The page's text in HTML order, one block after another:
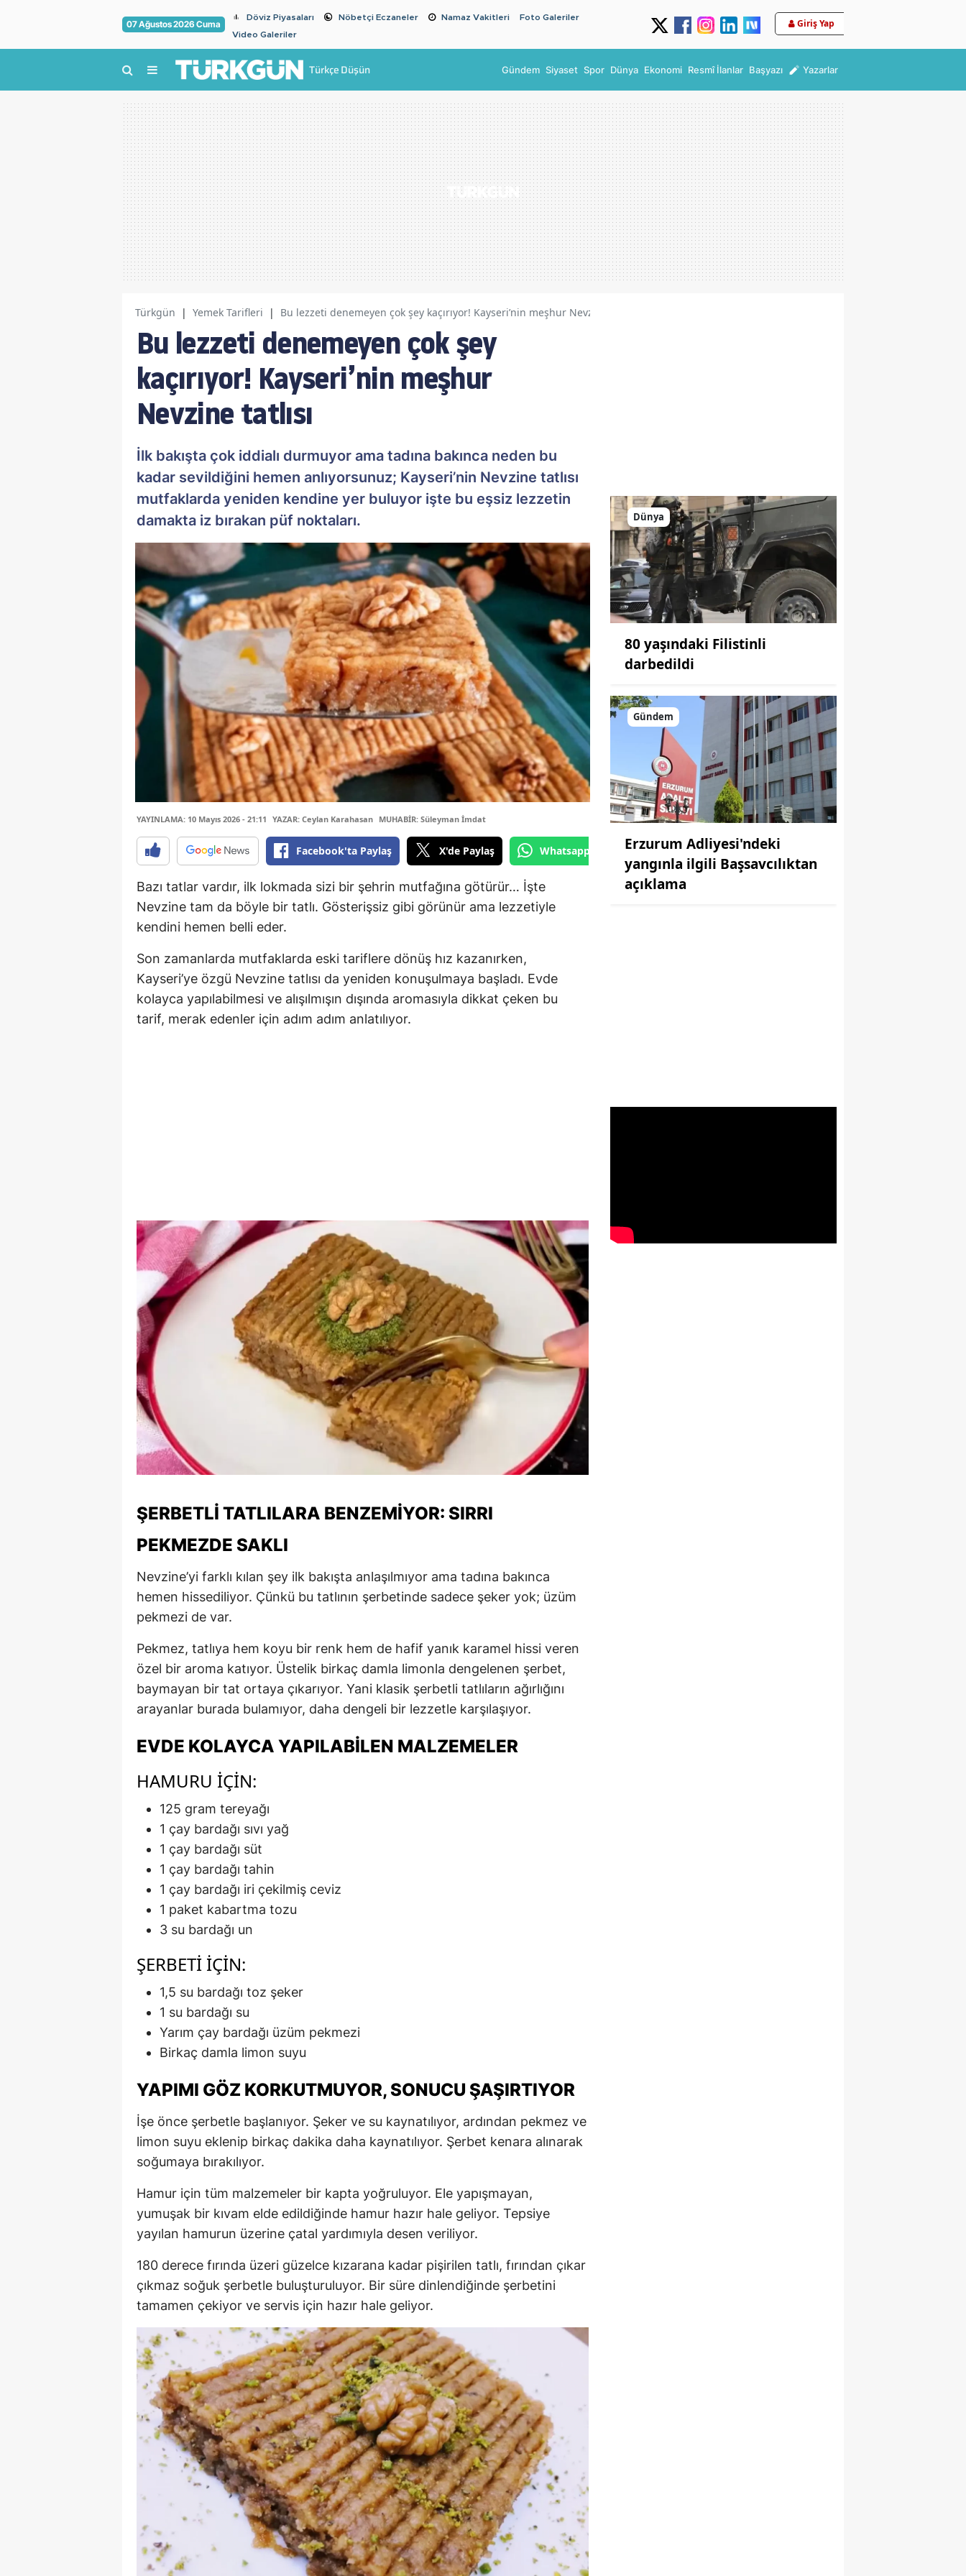
07 Ağustos 2026 Cuma
Döviz Piyasaları Nöbetçi Eczaneler Namaz Vakitleri
Foto Galeriler
Video Galeriler
Giriş Yap
Türkçe Düşün Gündem Siyaset Spor Dünya Ekonomi Resmî İlanlar Başyazı Yazarlar
Türkgün | Yemek Tarifleri | Bu lezzeti denemeyen çok şey kaçırıyor! Kayseri’nin meşhur Nevzine tatlısı
Bu lezzeti denemeyen çok şey
kaçırıyor! Kayseri’nin meşhur
Nevzine tatlısı
İlk bakışta çok iddialı durmuyor ama tadına bakınca neden bu
kadar sevildiğini hemen anlıyorsunuz; Kayseri’nin Nevzine tatlısı
mutfaklarda yeniden kendine yer buluyor işte bu eşsiz lezzetin
damakta iz bırakan püf noktaları.
YAYINLAMA: 10 Mayıs 2026 - 21:11 YAZAR: Ceylan Karahasan MUHABİR: Süleyman İmdat
Facebook'ta Paylaş X'de Paylaş Whatsapp'tan Gönder
Bazı tatlar vardır, ilk lokmada sizi bir şehrin mutfağına götürür… İşte
Nevzine tam da böyle bir tatlı. Gösterişsiz gibi görünür ama lezzetiyle
kendini hemen belli eder.
Son zamanlarda mutfaklarda eski tariflere dönüş hız kazanırken,
Kayseri’ye özgü Nevzine tatlısı da yeniden konuşulmaya başladı. Evde
kolayca yapılabilmesi ve alışılmışın dışında aromasıyla dikkat çeken bu
tarif, merak edenler için adım adım anlatılıyor.
ŞERBETLI TATLILARA BENZEMIYOR: SIRRI
PEKMEZDE SAKLI
Nevzine’yi farklı kılan şey ilk bakışta anlaşılmıyor ama tadına bakınca
hemen hissediliyor. Çünkü bu tatlının şerbetinde sadece şeker yok; üzüm
pekmezi de var.
Pekmez, tatlıya hem koyu bir renk hem de hafif yanık karamel hissi veren
özel bir aroma katıyor. Üstelik birkaç damla limonla dengelenen şerbet,
baymayan bir tat ortaya çıkarıyor. Yani klasik şerbetli tatlıların ağırlığını
arayanlar burada bulamıyor, daha dengeli bir lezzetle karşılaşıyor.
EVDE KOLAYCA YAPILABILEN MALZEMELER
HAMURU IÇIN:
125 gram tereyağı
1 çay bardağı sıvı yağ
1 çay bardağı süt
1 çay bardağı tahin
1 çay bardağı iri çekilmiş ceviz
1 paket kabartma tozu
3 su bardağı un
ŞERBETI IÇIN:
1,5 su bardağı toz şeker
1 su bardağı su
Yarım çay bardağı üzüm pekmezi
Birkaç damla limon suyu
YAPIMI GÖZ KORKUTMUYOR, SONUCU ŞAŞIRTIYOR
İşe önce şerbetle başlanıyor. Şeker ve su kaynatılıyor, ardından pekmez ve
limon suyu eklenip birkaç dakika daha kaynatılıyor. Şerbet kenara alınarak
soğumaya bırakılıyor.
Hamur için tüm malzemeler bir kapta yoğruluyor. Ele yapışmayan,
yumuşak bir kıvam elde edildiğinde hamur hazır hale geliyor. Tepsiye
yayılan hamurun üzerine çatal yardımıyla desen veriliyor.
180 derece fırında üzeri güzelce kızarana kadar pişirilen tatlı, fırından çıkar
çıkmaz soğuk şerbetle buluşturuluyor. Bir süre dinlendiğinde şerbetini
tamamen çekiyor ve servis için hazır hale geliyor.
Dünya
80 yaşındaki Filistinli
darbedildi
Gündem
Erzurum Adliyesi'ndeki
yangınla ilgili Başsavcılıktan
açıklama